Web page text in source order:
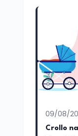
09/08/
Crollo